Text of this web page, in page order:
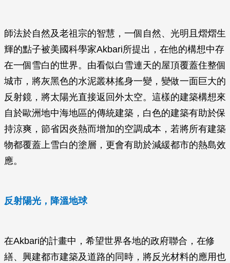
師法於自然及老祖宗的智慧，一個自然、光明且熠熠生
輝的點子被美國科學家Akbari所提出，在他的構想中存
在一個雪白的世界。由看似白雪連天的屋頂覆蓋住整個
城市，將灰黑色的水泥叢林搖身一變，變做一面巨大的
反射鏡，將太陽光直接返回外太空。這樣的建築構想來
自於歐洲地中海地區的傳統建築，白色的建築有助於保
持涼爽，節省因炎熱而增加的空調成本，若將所有建築
物都覆蓋上雪白的塗層，更會有助於減緩都市的熱島效
應。
反射陽光，降溫地球
在Akbari的計畫中，希望世界各地的政府聯合，在修
繕、興建都市建築及道路的同時，將反光材料的應用也